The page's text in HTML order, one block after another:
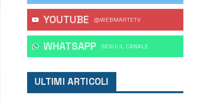
YOUTUBE @WEBMARTETV
WHATSAPP ‎SEGUI IL CANALE
ULTIMI ARTICOLI